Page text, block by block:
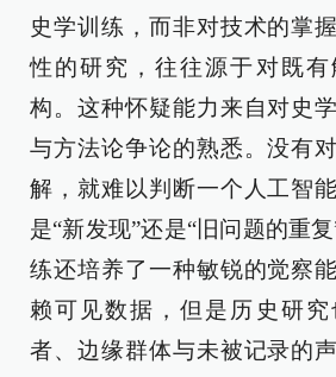
史学训练，而非对技术的掌
性的研究，往往源于对既
构。这种怀疑能力来自对史
与方法论争论的熟悉。没有
解，就难以判断一个人工智
是“新发现”还是“旧问题的重
练还培养了一种敏锐的觉察
赖可见数据，但是历史研
者、边缘群体与未被记录的